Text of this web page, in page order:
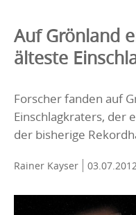
Auf Grönland
älteste
Forscher fanden auf
Einschlagkraters, der
der bisherige
Rainer Kayser